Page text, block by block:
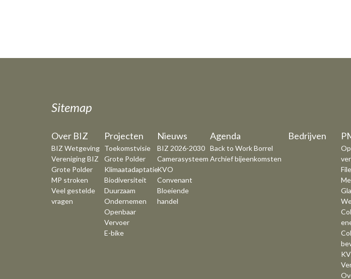
Sitemap
Over BIZ
BIZ Wetgeving
Vereniging BIZ
Grote Polder
MP stroken
Veel gestelde
vragen
Projecten
Toekomstvisie
Grote Polder
Klimaatadaptatie
Biodiversiteit
Duurzaam
Ondernemen
Openbaar
Vervoer
E-bike
Nieuws
BIZ 2026-2030
Camerasysteem
KVO
Convenant
Bloeiende
handel
Agenda
Back to Work Borrel
Archief bijeenkomsten
Bedrijven